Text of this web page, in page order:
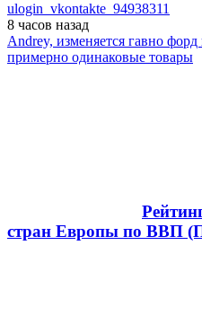
ulogin_vkontakte_94938311
8 часов назад
Andrey, изменяется гавно
примерно одинаковые товары
стран Европы по ВВП